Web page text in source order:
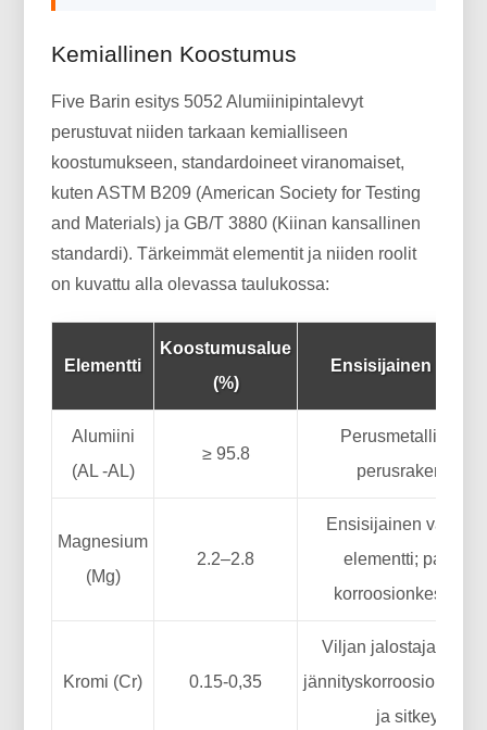
Kemiallinen Koostumus
Five Barin esitys 5052 Alumiinipintalevyt
perustuvat niiden tarkaan kemialliseen
koostumukseen, standardoineet viranomaiset,
kuten ASTM B209 (American Society for Testing
and Materials) ja GB/T 3880 (Kiinan kansallinen
standardi). Tärkeimmät elementit ja niiden roolit
on kuvattu alla olevassa taulukossa:
Elementti
Koostumusalue
(%)
Ensisijainen
Alumiini
(AL -AL)
≥ 95.8
Perusmetalli
perusrakenteen
Magnesium
(Mg)
2.2–2.8
Ensisijainen
elementti;
Kromi (Cr) 0.15-0,35
Viljan jalostaja;
ja sitkeyttä